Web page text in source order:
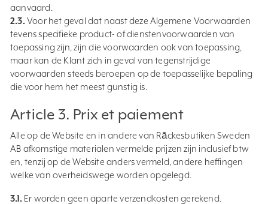
aanvaard.
2.3. Voor het geval dat naast deze Algemene Voorwaarden
tevens specifieke product- of dienstenvoorwaarden van
toepassing zijn, zijn die voorwaarden ook van toepassing,
maar kan de Klant zich in geval van tegenstrijdige
voorwaarden steeds beroepen op de toepasselijke bepaling
die voor hem het meest gunstig is.
Article 3. Prix et paiement
Alle op de Website en in andere van Rāckesbutiken Sweden
AB afkomstige materialen vermelde prijzen zijn inclusief btw
en, tenzij op de Website anders vermeld, andere heffingen
welke van overheidswege worden opgelegd.
3.1. Er worden geen aparte verzendkosten gerekend.